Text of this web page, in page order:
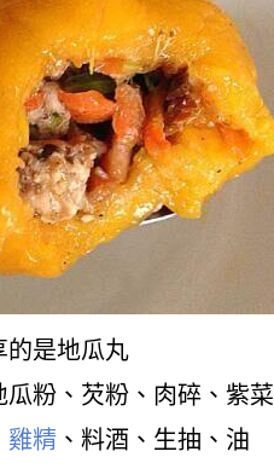
的是地瓜丸
瓜粉、芡粉、肉碎、紫菜
雞精 、料酒、生抽、油